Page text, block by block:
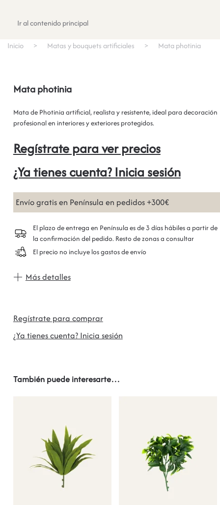
Ir al contenido principal
Inicio Matas y bouquets artificiales Mata photinia
Mata photinia
Mata de Photinia artificial, realista y resistente, ideal para decoración
profesional en interiores y exteriores protegidos.
Regístrate para ver precios
¿Ya tienes cuenta? Inicia sesión
Envío gratis en Península en pedidos +300€
El plazo de entrega en Península es de 3 días hábiles a partir de
la confirmación del pedido. Resto de zonas a consultar
El precio no incluye los gastos de envío
Más detalles
Regístrate para comprar
¿Ya tienes cuenta? Inicia sesión
También puede interesarte…